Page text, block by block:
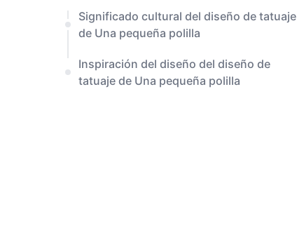
Significado cultural del diseño de tatuaje
de Una pequeña polilla
Inspiración del diseño del diseño de
tatuaje de Una pequeña polilla